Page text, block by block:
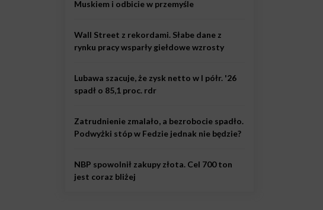
Muskiem i odbicie w przemyśle
Wall Street z rekordami. Słabe dane z
rynku pracy wsparły giełdowe wzrosty
Lubawa szacuje, że zysk netto w I półr. '26
spadł o 85,1 proc. rdr
Zatrudnienie zmalało, a bezrobocie spadło.
Podwyżki stóp w Fedzie jednak nie będzie?
NBP spowolnił zakupy złota. Cel 700 ton
jest coraz bliżej